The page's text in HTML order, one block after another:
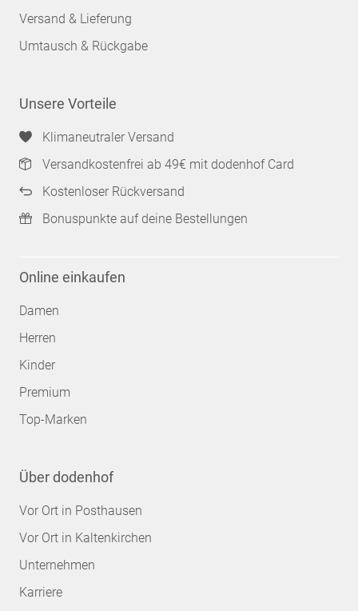
Versand & Lieferung
Umtausch & Rückgabe
Unsere Vorteile
Klimaneutraler Versand
Versandkostenfrei ab 49€ mit dodenhof Card
Kostenloser Rückversand
Bonuspunkte auf deine Bestellungen
Online einkaufen
Damen
Herren
Kinder
Premium
Top-Marken
Über dodenhof
Vor Ort in Posthausen
Vor Ort in Kaltenkirchen
Unternehmen
Karriere